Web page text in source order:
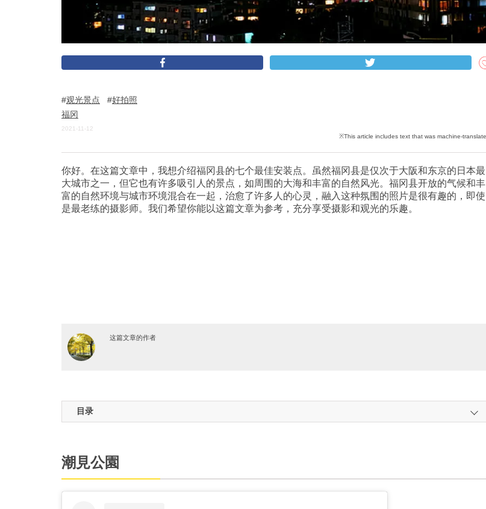
观光景点
好拍照
福冈
2021-11-12
你好。在这篇文章中，我想介绍福冈县的七个最佳安装点。虽然福冈县是仅次于大阪和东京的日本最
大城市之一，但它也有许多吸引人的景点，如周围的大海和丰富的自然风光。福冈县开放的气候和丰
富的自然环境与城市环境混合在一起，治愈了许多人的心灵，融入这种氛围的照片是很有趣的，即使
是最老练的摄影师。我们希望你能以这篇文章为参考，充分享受摄影和观光的乐趣。
这篇文章的作者
目录
潮見公園